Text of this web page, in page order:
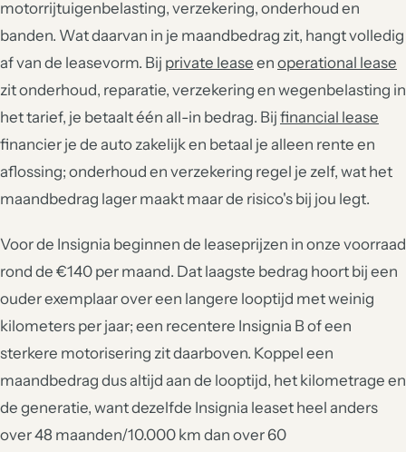
motorrijtuigenbelasting, verzekering, onderhoud en
banden. Wat daarvan in je maandbedrag zit, hangt volledig
af van de leasevorm. Bij private lease en operational lease
zit onderhoud, reparatie, verzekering en wegenbelasting in
het tarief, je betaalt één all-in bedrag. Bij financial lease
financier je de auto zakelijk en betaal je alleen rente en
aflossing; onderhoud en verzekering regel je zelf, wat het
maandbedrag lager maakt maar de risico's bij jou legt.
Voor de Insignia beginnen de leaseprijzen in onze voorraad
rond de €140 per maand. Dat laagste bedrag hoort bij een
ouder exemplaar over een langere looptijd met weinig
kilometers per jaar; een recentere Insignia B of een
sterkere motorisering zit daarboven. Koppel een
maandbedrag dus altijd aan de looptijd, het kilometrage en
de generatie, want dezelfde Insignia leaset heel anders
over 48 maanden/10.000 km dan over 60